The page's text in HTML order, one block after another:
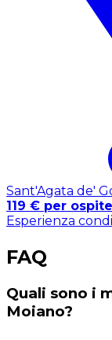
Sant'Agata de'
119 € per ospite
Esperienza
FAQ
Quali sono i
Moiano?